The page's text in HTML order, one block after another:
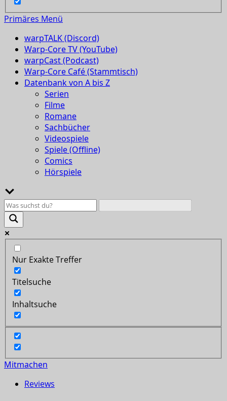
Primäres Menü
warpTALK (Discord)
Warp-Core TV (YouTube)
warpCast (Podcast)
Warp-Core Café (Stammtisch)
Datenbank von A bis Z
Serien
Filme
Romane
Sachbücher
Videospiele
Spiele (Offline)
Comics
Hörspiele
Nur Exakte Treffer
Titelsuche
Inhaltsuche
Mitmachen
Reviews